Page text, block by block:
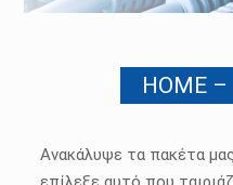
HOME
Ανακάλυψε τα πακέτα